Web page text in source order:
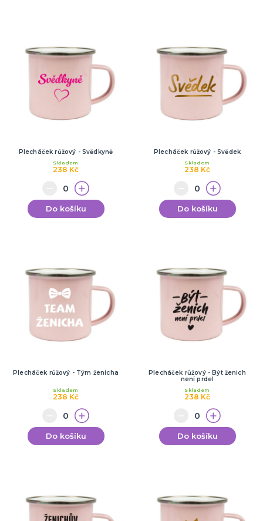
Plecháček růžový - Svědkyně
238 Kč
Skladem
Do košíku
Plecháček růžový - Svědek
238 Kč
Skladem
Do košíku
Plecháček růžový - Tým ženicha
238 Kč
Skladem
Do košíku
Plecháček růžový - Být ženich
není prdel
238 Kč
Skladem
Do košíku